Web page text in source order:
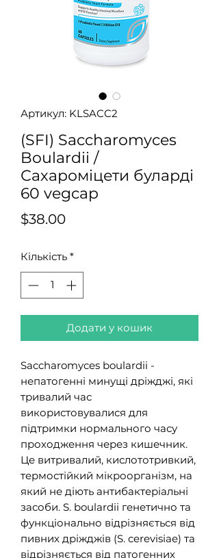
Артикул: KLSACC2
(SFI) Saccharomyces
Boulardii /
Сахароміцети буларді
60 vegcap
$38.00Ціна
Кількість *
Додати у кошик
Saccharomyces boulardii -
непатогенні минущі дріжджі, які
тривалий час
використовувалися для
підтримки нормального часу
проходження через кишечник.
Це витривалий, кислототривкий,
термостійкий мікроорганізм, на
який не діють антибактеріальні
засоби. S. boulardii генетично та
функціонально відрізняється від
пивних дріжджів (S. cerevisiae) та
відрізняється від патогенних